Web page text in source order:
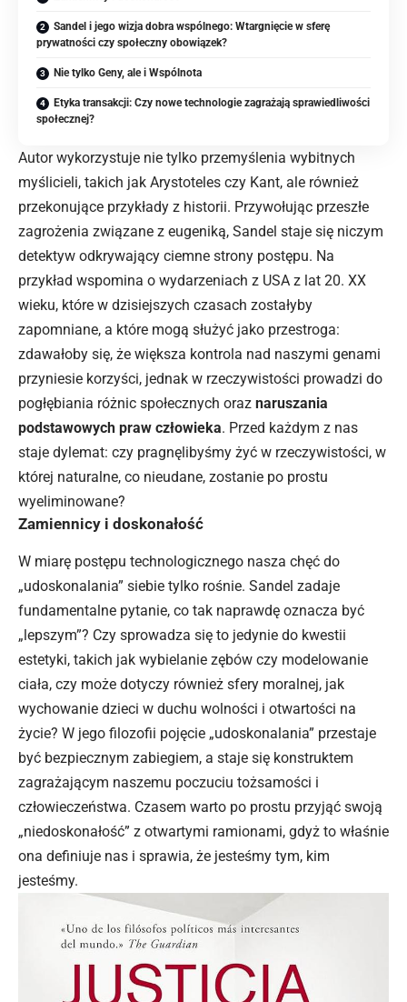
Sandel i jego wizja dobra wspólnego: Wtargnięcie w sferę
prywatności czy społeczny obowiązek?
Nie tylko Geny, ale i Wspólnota
Etyka transakcji: Czy nowe technologie zagrażają sprawiedliwości
społecznej?
Autor wykorzystuje nie tylko przemyślenia wybitnych
myślicieli, takich jak Arystoteles czy Kant, ale również
przekonujące przykłady z historii. Przywołując przeszłe
zagrożenia związane z eugeniką, Sandel staje się niczym
detektyw odkrywający ciemne strony postępu. Na
przykład wspomina o wydarzeniach z USA z lat 20. XX
wieku, które w dzisiejszych czasach zostałyby
zapomniane, a które mogą służyć jako przestroga:
zdawałoby się, że większa kontrola nad naszymi genami
przyniesie korzyści, jednak w rzeczywistości prowadzi do
pogłębiania różnic społecznych oraz naruszania
podstawowych praw człowieka. Przed każdym z nas
staje dylemat: czy pragnęlibyśmy żyć w rzeczywistości, w
której naturalne, co nieudane, zostanie po prostu
wyeliminowane?
Zamiennicy i doskonałość
W miarę postępu technologicznego nasza chęć do
„udoskonalania” siebie tylko rośnie. Sandel zadaje
fundamentalne pytanie, co tak naprawdę oznacza być
„lepszym”? Czy sprowadza się to jedynie do kwestii
estetyki, takich jak wybielanie zębów czy modelowanie
ciała, czy może dotyczy również sfery moralnej, jak
wychowanie dzieci w duchu wolności i otwartości na
życie? W jego filozofii pojęcie „udoskonalania” przestaje
być bezpiecznym zabiegiem, a staje się konstruktem
zagrażającym naszemu poczuciu tożsamości i
człowieczeństwa. Czasem warto po prostu przyjąć swoją
„niedoskonałość” z otwartymi ramionami, gdyż to właśnie
ona definiuje nas i sprawia, że jesteśmy tym, kim
jesteśmy.